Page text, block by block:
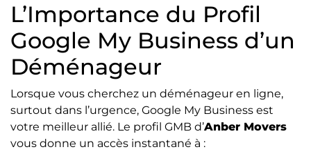
L’Importance du Profil
Google My Business d’un
Déménageur
Lorsque vous cherchez un déménageur en ligne,
surtout dans l’urgence, Google My Business est
votre meilleur allié. Le profil GMB d’Anber Movers
vous donne un accès instantané à :